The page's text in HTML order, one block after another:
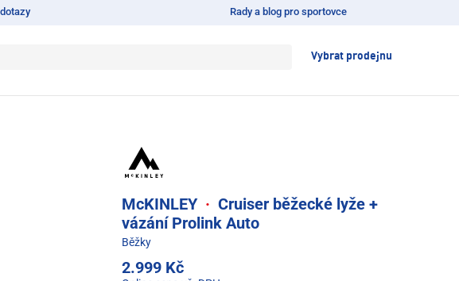
Rady a blog pro sportovce
Vybrat prodejnu
McKINLEY · Cruiser běžecké lyže +
vázání Prolink Auto
Běžky
2.999 Kč